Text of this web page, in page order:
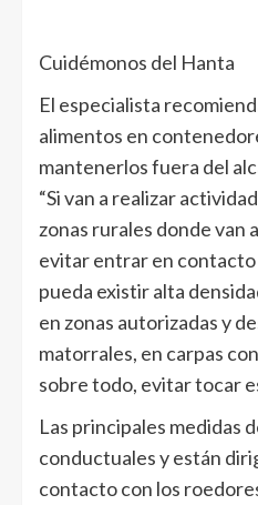
Cuidémonos del Hanta
El especialista
alimentos en
mantenerlos fuera del
“Si van a realizar
zonas rurales donde van
evitar entrar en contacto
pueda existir alta
en zonas autorizadas y
matorrales, en carpas
sobre todo, evitar tocar
Las principales medidas
conductuales y están
contacto con los